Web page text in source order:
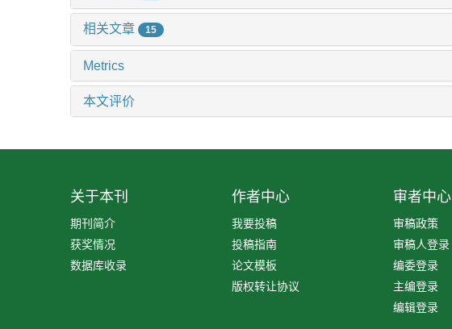
相关文章 15
Metrics
本文评价
关于本刊
期刊简介
获奖情况
数据库收录
作者中心
我要投稿
投稿指南
论文模板
版权转让协议
审者中心
审稿政策
审稿人登录
编委登录
主编登录
编辑登录